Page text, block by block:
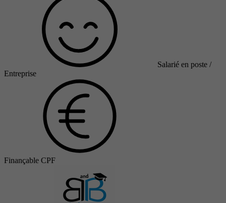
Salarié en poste /
Entreprise
Finançable CPF